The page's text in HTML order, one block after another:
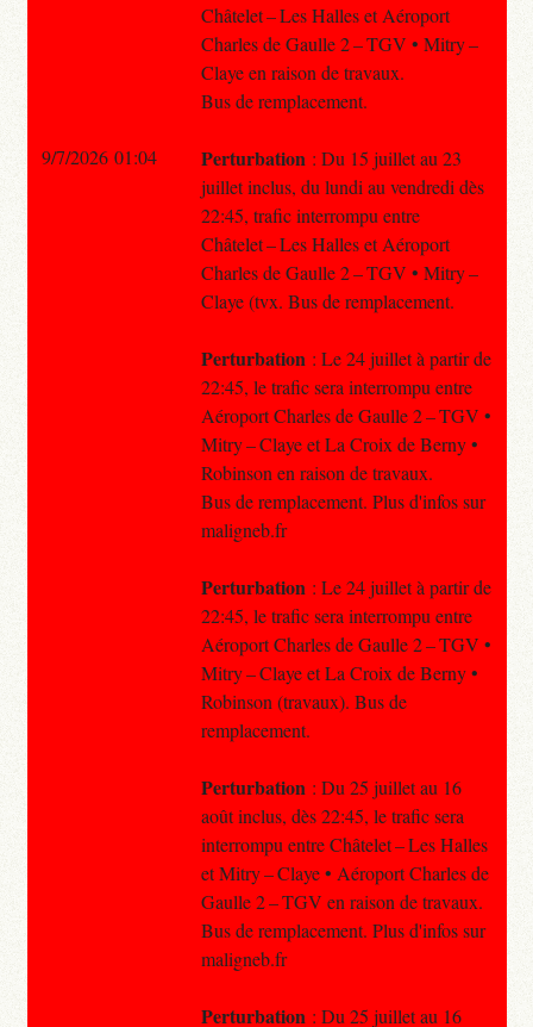
Châtelet – Les Halles et Aéroport
Charles de Gaulle 2 – TGV • Mitry –
Claye en raison de travaux.
Bus de remplacement.
Perturbation : Du 15 juillet au 23
juillet inclus, du lundi au vendredi dès
22:45, trafic interrompu entre
Châtelet – Les Halles et Aéroport
Charles de Gaulle 2 – TGV • Mitry –
Claye (tvx. Bus de remplacement.
Perturbation : Le 24 juillet à partir de
22:45, le trafic sera interrompu entre
Aéroport Charles de Gaulle 2 – TGV •
Mitry – Claye et La Croix de Berny •
Robinson en raison de travaux.
Bus de remplacement. Plus d'infos sur
maligneb.fr
Perturbation : Le 24 juillet à partir de
22:45, le trafic sera interrompu entre
Aéroport Charles de Gaulle 2 – TGV •
Mitry – Claye et La Croix de Berny •
Robinson (travaux). Bus de
remplacement.
Perturbation : Du 25 juillet au 16
août inclus, dès 22:45, le trafic sera
interrompu entre Châtelet – Les Halles
et Mitry – Claye • Aéroport Charles de
Gaulle 2 – TGV en raison de travaux.
Bus de remplacement. Plus d'infos sur
maligneb.fr
Perturbation : Du 25 juillet au 16
9/7/2026 01:04